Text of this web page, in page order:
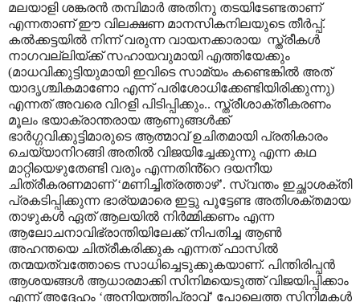
മലയാളി ശങ്കരൻ തമ്പിമാർ അതിനു തടയിടേണ്ടതാണ്
എന്നതാണ് ഈ വിലക്ഷണ മാനസികനിലയുടെ തീർപ്പ്.
കൽക്കട്ടയിൽ നിന്ന് വരുന്ന വായനക്കാരായ സ്ത്രീകൾ
നാഗവല്ലിയ്ക്ക് സഹായവുമായി എത്തിയേക്കും
(മാധവിക്കുട്ടിയുമായി ഇവിടെ സാമ്യം കണ്ടെങ്കിൽ അത്
യാദൃശ്ചികമാണോ എന്ന് പരിശോധിക്കേണ്ടിയിരിക്കുന്നു)
എന്നത് അവരെ വിറളി പിടിപ്പിക്കും.. സ്ത്രീശാക്തീകരണം
മൂലം ഭയാക്രാന്തരായ ആണുങ്ങൾക്ക്
ഭാർഗ്ഗവിക്കുട്ടിമാരുടെ ആത്മാവ് ഉചിതമായി പ്രതികാരം
ചെയ്യാനിറങ്ങി അതിൽ വിജയിച്ചേക്കുന്നു എന്ന കഥ
മാറ്റിയെഴുതേണ്ടി വരും എന്നതിൻ്റെ ദയനീയ
ചിത്രീകരണമാണ്‘മണിച്ചിത്രത്താഴ്’. സ്വന്തം ഇച്ഛാശക്തി
പ്രകടിപ്പിക്കുന്ന ഭാര്യമാരെ ഇട്ടു പൂട്ടേണ്ട അതിശക്തമായ
താഴുകൾ ഏത് ആലയിൽ നിർമ്മിക്കണം എന്ന
ആലോചനാവിഭ്രാന്തിയിലേക്ക് നിപതിച്ച ആൺ
അഹന്തയെ ചിത്രീകരിക്കുക എന്നത് ഫാസിൽ
തന്മയത്വത്തോടെ സാധിച്ചെടുക്കുകയാണ്. പിന്തിരിപ്പൻ
ആശയങ്ങൾ ആധാരമാക്കി സിനിമയെടുത്ത് വിജയിപ്പിക്കാം
എന്ന് അദ്ദേഹം ‘അനിയത്തിപ്രാവ്’ പോലെത്ത സിനിമകൾ